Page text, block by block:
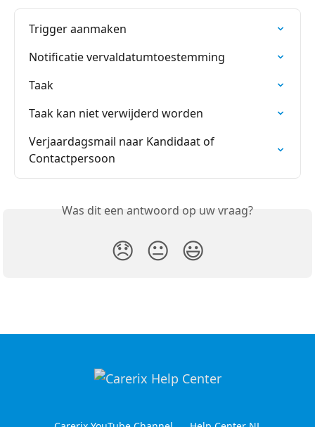
Trigger aanmaken
Notificatie vervaldatumtoestemming
Taak
Taak kan niet verwijderd worden
Verjaardagsmail naar Kandidaat of
Contactpersoon
Was dit een antwoord op uw vraag?
😞 😐 😃